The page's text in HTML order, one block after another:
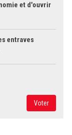
et d'ouvrir
entraves
Voter